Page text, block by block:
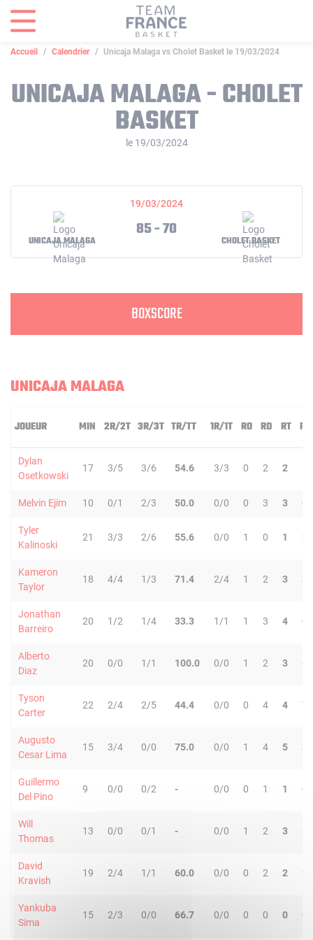
Accueil Calendrier Unicaja Malaga vs Cholet Basket le 19/03/2024
UNICAJA MALAGA - CHOLET
BASKET
le 19/03/2024
19/03/2024
UNICAJA MALAGA
85 - 70
CHOLET BASKET
BOXSCORE
UNICAJA MALAGA
JOUEUR MIN 2R/2T 3R/3T TR/TT 1R/1T RO RD RT PD
Dylan
Osetkowski
17 3/5 3/6 54.6 3/3 0 2 2
Melvin Ejim 10 0/1 2/3 50.0 0/0 0 3 3 0
Tyler
Kalinoski
21 3/3 2/6 55.6 0/0 1 0 1 3
Kameron
Taylor
18 4/4 1/3 71.4 2/4 1 2 3 3
Jonathan
Barreiro
20 1/2 1/4 33.3 1/1 1 3 4 0
Alberto
Diaz
20 0/0 1/1 100.0 0/0 1 2 3 6
Tyson
Carter
22 2/4 2/5 44.4 0/0 0 4 4 7
Augusto
Cesar Lima
15 3/4 0/0 75.0 0/0 1 4 5 3
Guillermo
Del Pino
9 0/0 0/2 - 0/0 0 1 1 0
Will
Thomas
13 0/0 0/1 - 0/0 1 2 3 2
David
Kravish
19 2/4 1/1 60.0 0/0 0 2 2 2
Yankuba
Sima
15 2/3 0/0 66.7 0/0 0 0 0 0
Panneau de gestion des cookies